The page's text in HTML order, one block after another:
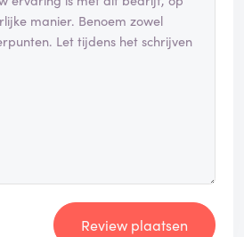
Review plaatsen